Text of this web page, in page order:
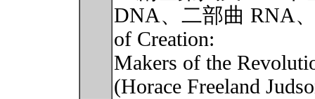
DNA、二部曲 RNA
of Creation:
Makers of the
(Horace Freeland